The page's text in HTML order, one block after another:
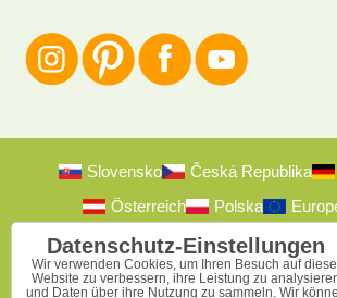
Slovensko Česká Republika
Österreich
Polska
Datenschutz-Einstellungen
Wir verwenden Cookies, um Ihren Besuch auf
Website zu verbessern, ihre Leistung zu
und Daten über ihre Nutzung zu sammeln. Wir